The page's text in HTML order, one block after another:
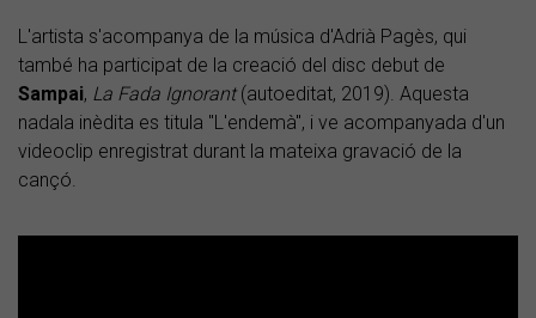
L'artista s'acompanya de la música d'Adrià Pagès, qui
també ha participat de la creació del disc debut de
Sampai, La Fada Ignorant(autoeditat, 2019). Aquesta
nadala inèdita es titula "L'endemà", i ve acompanyada d'un
videoclip enregistrat durant la mateixa gravació de la
cançó.